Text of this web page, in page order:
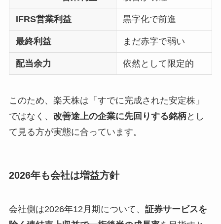
IFRS営業利益 黒字化で前進
最終利益 まだ赤字で弱い
配当余力 依然として限定的
このため、楽天株は「すでに完成された安定株」
ではなく、 改善途上の企業に先回りする銘柄とし
て見る方が実態に合っています。
2026年も会社は増益方針
会社側は2026年12月期について、 証券サービスを